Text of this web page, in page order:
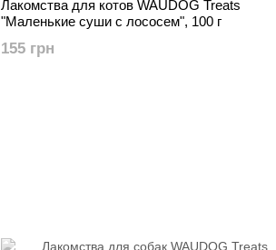
Лакомства для котов WAUDOG Treats
"Маленькие суши с лососем", 100 г
155 грн